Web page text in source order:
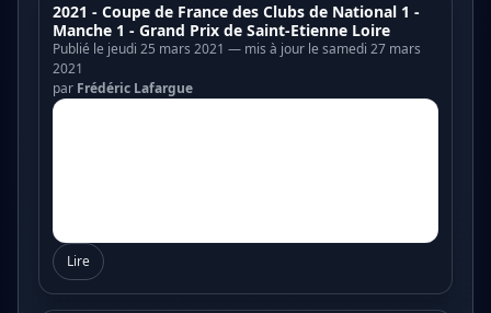
2021 - Coupe de France des Clubs de National 1 -
Manche 1 - Grand Prix de Saint-Etienne Loire
Publié le jeudi 25 mars 2021 — mis à jour le samedi 27 mars
2021
par Frédéric Lafargue
Lire